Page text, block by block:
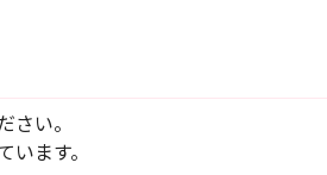
い。
ます。